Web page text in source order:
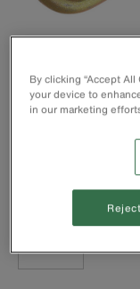
By clicking “Accept
your device to
in our marketing